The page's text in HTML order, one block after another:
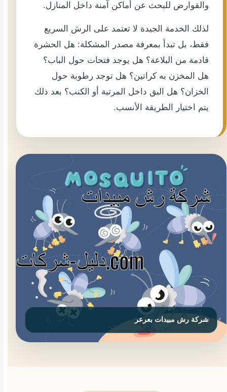
والقوارض للبحث عن أماكن آمنة داخل المنازل.
لذلك الخدمة الجيدة لا تعتمد على الرش السريع
فقط، بل تبدأ بمعرفة مصدر المشكلة: هل الحشرة
قادمة من البلاعة؟ هل يوجد فتحات حول الباب؟
هل المخزن به كراتين؟ هل توجد رطوبة حول
الخزان؟ هل البق داخل المرتبة أو الكنب؟ بعد ذلك
يتم اختيار الطريقة الأنسب.